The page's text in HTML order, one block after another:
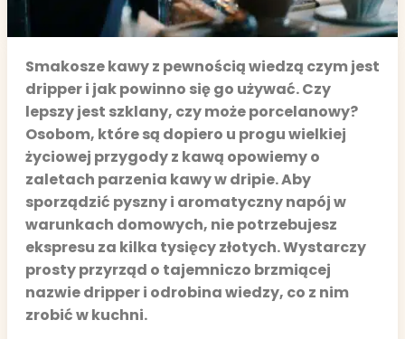
Smakosze kawy z pewnością wiedzą czym jest
dripper i jak powinno się go używać. Czy
lepszy jest szklany, czy może porcelanowy?
Osobom, które są dopiero u progu wielkiej
życiowej przygody z kawą opowiemy o
zaletach parzenia kawy w dripie. Aby
sporządzić pyszny i aromatyczny napój w
warunkach domowych, nie potrzebujesz
ekspresu za kilka tysięcy złotych. Wystarczy
prosty przyrząd o tajemniczo brzmiącej
nazwie dripper i odrobina wiedzy, co z nim
zrobić w kuchni.